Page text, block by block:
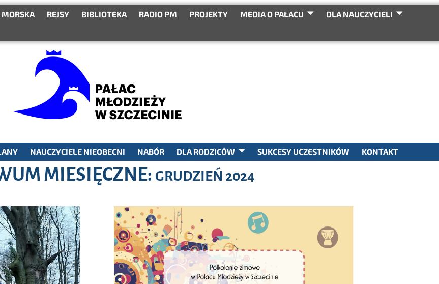
MORSKA REJSY BIBLIOTEKA RADIO PM PROJEKTY MEDIA O PAŁACU
DLA NAUCZYCIELI
SEARCH
NAUCZYCIELE NIEOBECNI NABÓR DLA RODZICÓW SUKCESY UCZESTNIKÓW KONTAKT
MIESIĘCZNE: GRUDZIEŃ 2024